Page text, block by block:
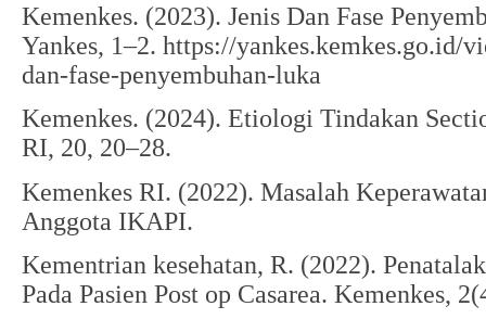
Kemenkes. (2023). Jenis Dan Fase
Yankes, 1–2. https://yankes.kemkes.go.id/
dan-fase-penyembuhan-luka
Kemenkes. (2024). Etiologi Tindakan
RI, 20, 20–28.
Kemenkes RI. (2022). Masalah
Anggota IKAPI.
Kementrian kesehatan, R. (2022).
Pada Pasien Post op Casarea. Kemenkes,